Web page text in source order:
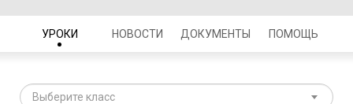
УРОКИ НОВОСТИ ДОКУМЕНТЫ ПОМОЩЬ
Выберите класс